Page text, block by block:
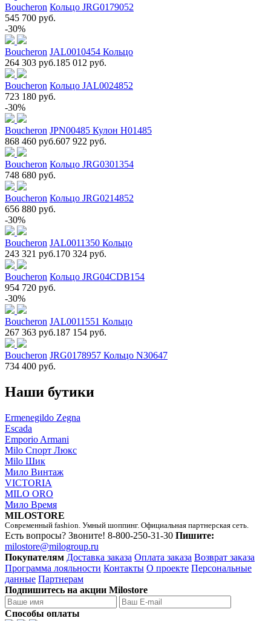
Boucheron Кольцо JRG0179052
545 700 руб.
-30%
Boucheron JAL0010454 Кольцо
264 303 руб.185 012 руб.
Boucheron Кольцо JAL0024852
723 180 руб.
-30%
Boucheron JPN00485 Кулон Н01485
868 460 руб.607 922 руб.
Boucheron Кольцо JRG0301354
748 680 руб.
Boucheron Кольцо JRG0214852
656 880 руб.
-30%
Boucheron JAL0011350 Кольцо
243 321 руб.170 324 руб.
Boucheron Кольцо JRG04CDB154
954 720 руб.
-30%
Boucheron JAL0011551 Кольцо
267 363 руб.187 154 руб.
Boucheron JRG0178957 Кольцо N30647
734 400 руб.
Наши бутики
Ermenegildo Zegna
Escada
Emporio Armani
Milo Спорт Люкс
Milo Шик
Мило Винтаж
VICTORIA
MILO ORO
Мило Время
MILOSTORE
Современный fashion. Умный шоппинг. Официальная партнерская сеть.
Есть вопросы? Звоните! 8-800-250-31-30 Пишите:
milostore@milogroup.ru
Покупателям Доставка заказа Оплата заказа Возврат заказа
Программа лояльности Контакты О проекте Персональные
данные Партнерам
Подпишитесь на акции Milostore
Способы оплаты